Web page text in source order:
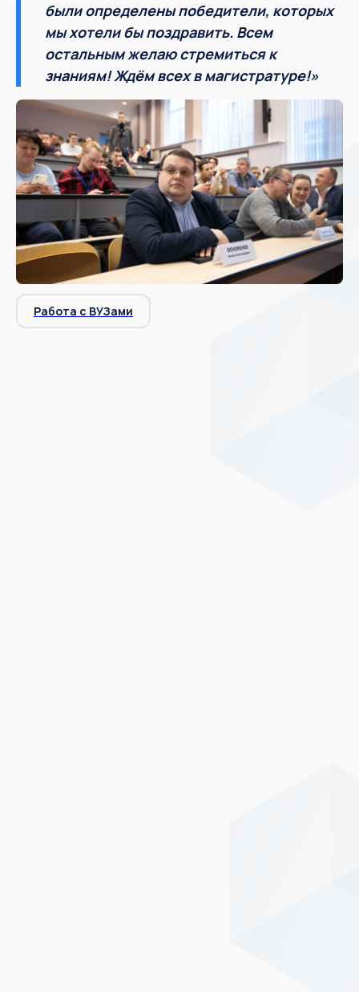
были определены победители, которых
мы хотели бы поздравить. Всем
остальным желаю стремиться к
знаниям! Ждём всех в магистратуре!»
Работа с ВУЗами